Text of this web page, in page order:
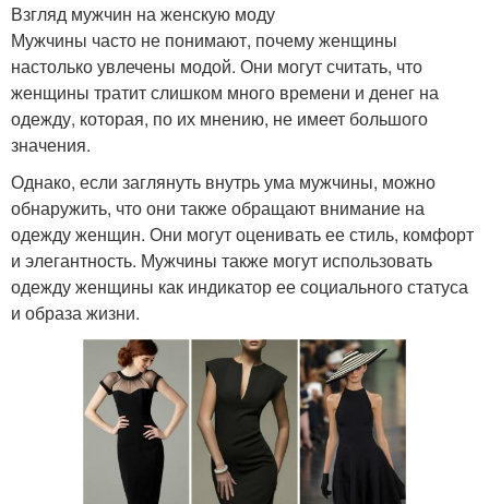
Взгляд мужчин на женскую моду
Мужчины часто не понимают, почему женщины
настолько увлечены модой. Они могут считать, что
женщины тратит слишком много времени и денег на
одежду, которая, по их мнению, не имеет большого
значения.
Однако, если заглянуть внутрь ума мужчины, можно
обнаружить, что они также обращают внимание на
одежду женщин. Они могут оценивать ее стиль, комфорт
и элегантность. Мужчины также могут использовать
одежду женщины как индикатор ее социального статуса
и образа жизни.